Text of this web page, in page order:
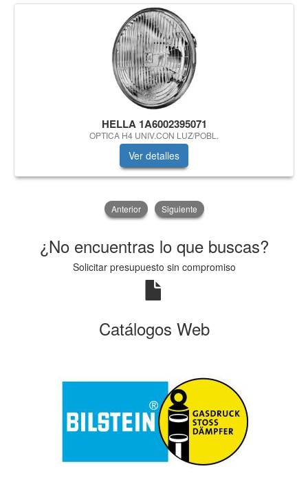
HELLA 1A6002395071
OPTICA H4 UNIV.CON LUZ/POBL.
Ver detalles
Anterior Siguiente
¿No encuentras lo que buscas?
Solicitar presupuesto sin compromiso
Catálogos Web